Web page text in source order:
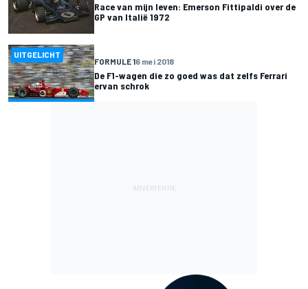
Race van mijn leven: Emerson Fittipaldi over de
GP van Italië 1972
UITGELICHT
FORMULE 16 mei 2018
De F1-wagen die zo goed was dat zelfs Ferrari
ervan schrok